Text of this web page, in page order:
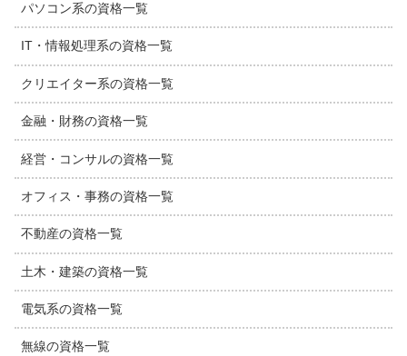
パソコン系の資格一覧
IT・情報処理系の資格一覧
クリエイター系の資格一覧
金融・財務の資格一覧
経営・コンサルの資格一覧
オフィス・事務の資格一覧
不動産の資格一覧
土木・建築の資格一覧
電気系の資格一覧
無線の資格一覧